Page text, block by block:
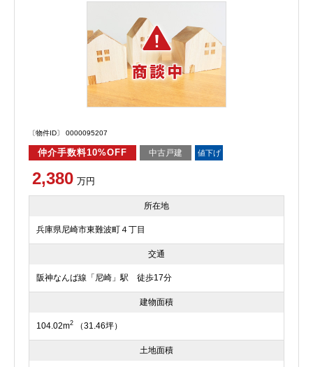
〔物件ID〕 0000095207
仲介手数料10%OFF 中古戸建 値下げ
2,380 万円
所在地
兵庫県尼崎市東難波町４丁目
交通
阪神なんば線「尼崎」駅 徒歩17分
建物面積
104.02m2 （31.46坪）
土地面積